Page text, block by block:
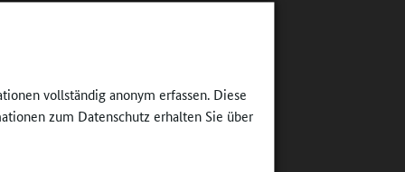
vollständig anonym erfassen. Diese
zum Datenschutz erhalten Sie über